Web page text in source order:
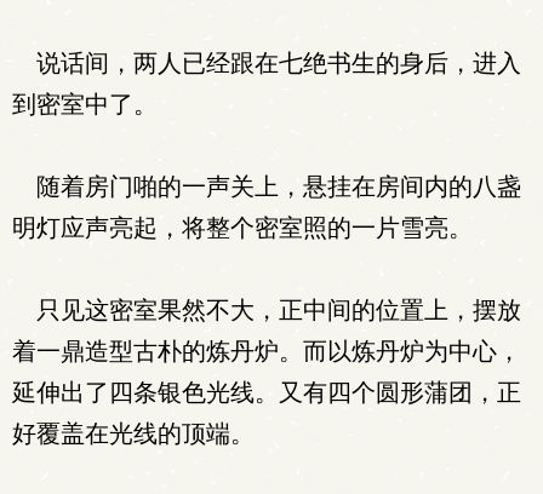
说话间，两人已经跟在七绝书生的身后，进入
到密室中了。
随着房门啪的一声关上，悬挂在房间内的八盏
明灯应声亮起，将整个密室照的一片雪亮。
只见这密室果然不大，正中间的位置上，摆放
着一鼎造型古朴的炼丹炉。而以炼丹炉为中心，
延伸出了四条银色光线。又有四个圆形蒲团，正
好覆盖在光线的顶端。